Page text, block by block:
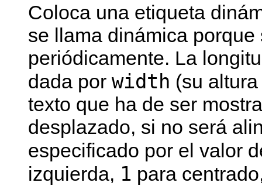
Coloca una etiqueta
se llama dinámica
periódicamente. La
dada por width (su
texto que ha de ser
desplazado, si no será
especificado por el valor
izquierda, 1 para